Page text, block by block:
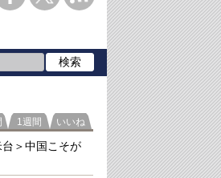
ング1週間 いいね
＞中国こそが